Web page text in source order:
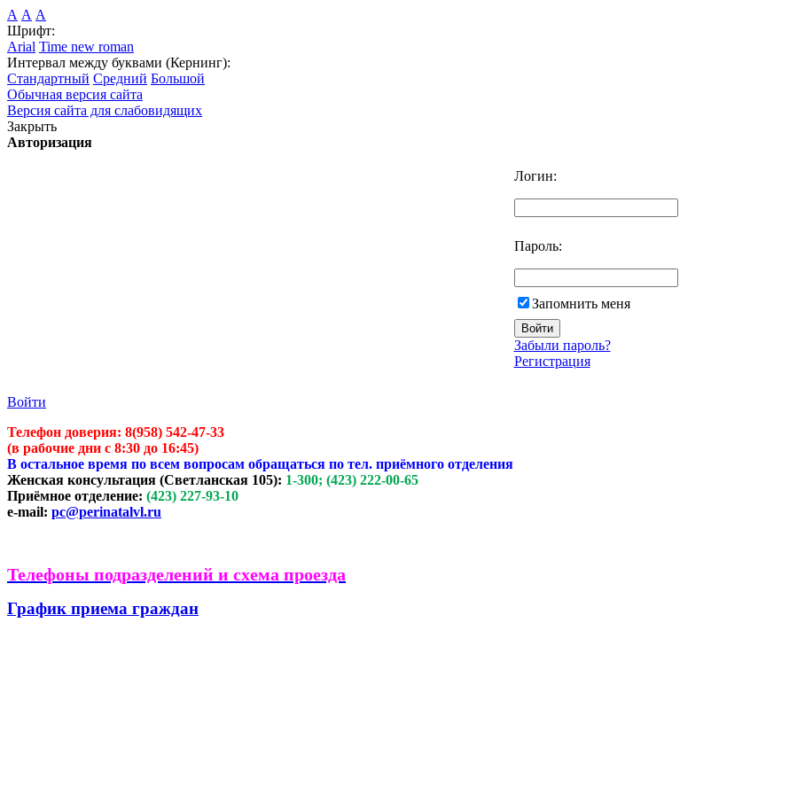
А А А
Шрифт:
Arial Time new roman
Интервал между буквами (Кернинг):
Стандартный Средний Большой
Обычная версия сайта
Версия сайта для слабовидящих
Закрыть
Авторизация
Логин:
Пароль:
Запомнить меня
Забыли пароль?
Регистрация
Войти
Телефон доверия: 8(958) 542-47-33
(в рабочие дни с 8:30 до 16:45)
В остальное время по всем вопросам обращаться по тел. приёмного отделения
Женская консультация (Светланская 105): 1-300; (423) 222-00-65
Приёмное отделение: (423) 227-93-10
e-mail: pc@perinatalvl.ru
Телефоны подразделений и схема проезда
График приема граждан